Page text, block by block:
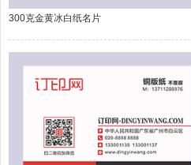
300克金黄冰白纸名片